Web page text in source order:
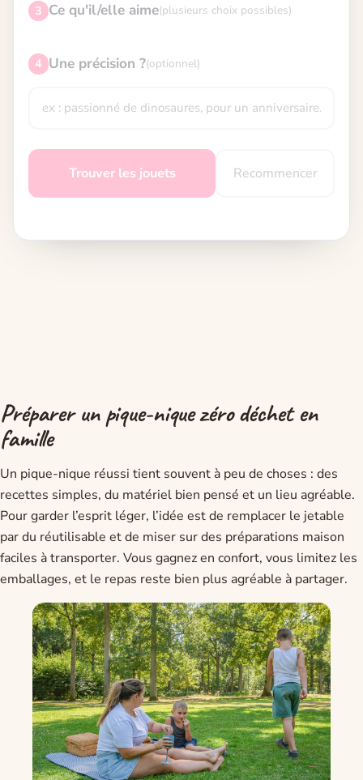
3 Ce qu'il/elle aime(plusieurs choix possibles)
4 Une précision ?(optionnel)
Trouver les jouets Recommencer
Préparer un pique-nique zéro déchet en
famille
Un pique-nique réussi tient souvent à peu de choses : des
recettes simples, du matériel bien pensé et un lieu agréable.
Pour garder l’esprit léger, l’idée est de remplacer le jetable
par du réutilisable et de miser sur des préparations maison
faciles à transporter. Vous gagnez en confort, vous limitez les
emballages, et le repas reste bien plus agréable à partager.